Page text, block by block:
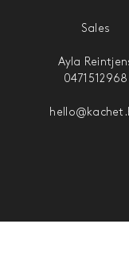
Sales
Ayla
0471512968